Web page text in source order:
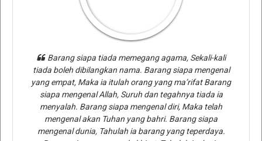
Barang siapa tiada memegang agama, Sekali-kali
tiada boleh dibilangkan nama. Barang siapa mengenal
yang empat, Maka ia itulah orang yang ma’rifat Barang
siapa mengenal Allah, Suruh dan tegahnya tiada ia
menyalah. Barang siapa mengenal diri, Maka telah
mengenal akan Tuhan yang bahri. Barang siapa
mengenal dunia, Tahulah ia barang yang teperdaya.